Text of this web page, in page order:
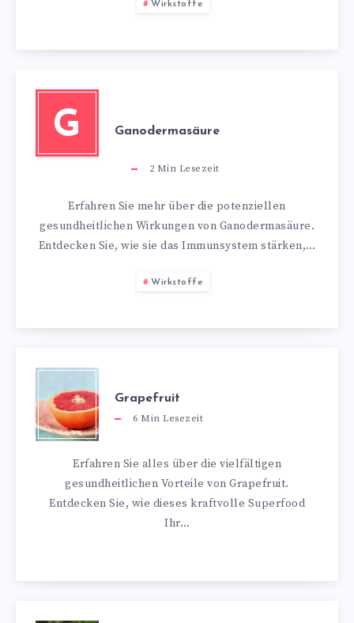
Wirkstoffe
G Ganodermasäure
2 Min Lesezeit
Erfahren Sie mehr über die potenziellen
gesundheitlichen Wirkungen von Ganodermasäure.
Entdecken Sie, wie sie das Immunsystem stärken,…
Wirkstoffe
Grapefruit
6 Min Lesezeit
Erfahren Sie alles über die vielfältigen
gesundheitlichen Vorteile von Grapefruit.
Entdecken Sie, wie dieses kraftvolle Superfood
Ihr…